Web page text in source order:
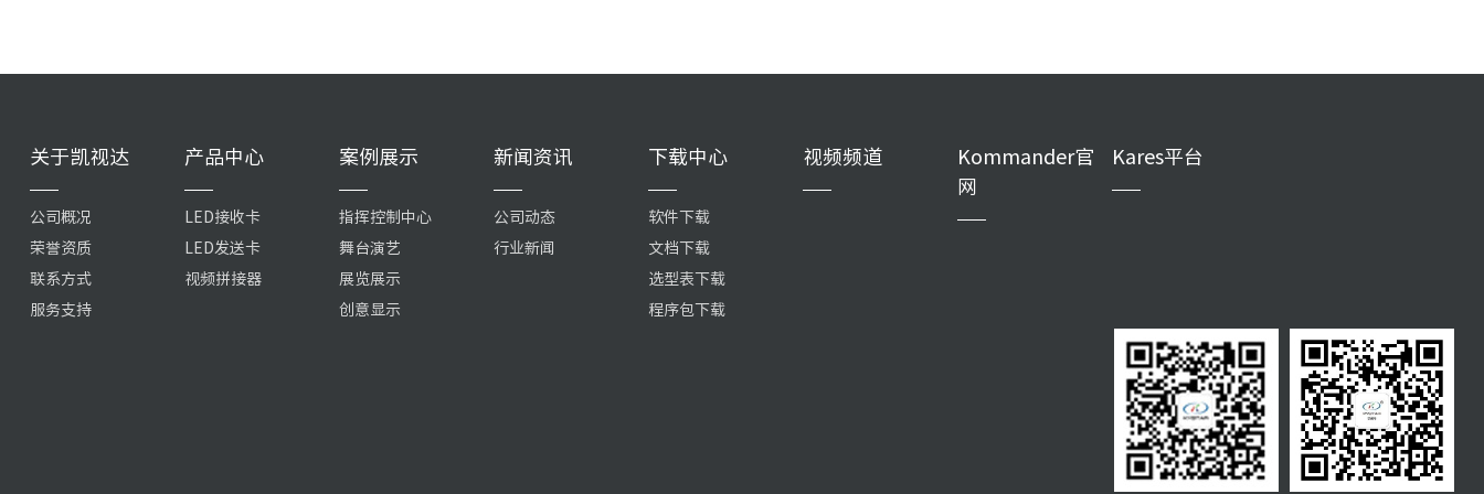
关于凯视达
公司概况
荣誉资质
联系方式
服务支持
产品中心
LED接收卡
LED发送卡
视频拼接器
案例展示
指挥控制中心
舞台演艺
展览展示
创意显示
新闻资讯
公司动态
行业新闻
下载中心
软件下载
文档下载
选型表下载
程序包下载
视频频道
Kommander官
网
Kares平台